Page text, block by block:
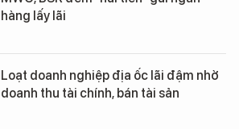
hàng lấy lãi
Loạt doanh nghiệp địa ốc lãi đậm nhờ
doanh thu tài chính, bán tài sản